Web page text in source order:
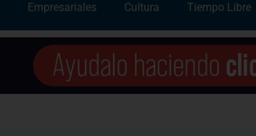
Empresariales Cultura Tiempo Libre